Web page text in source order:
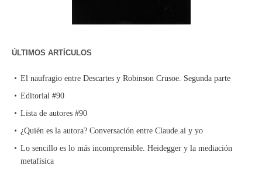
ÚLTIMOS ARTÍCULOS
El naufragio entre Descartes y Robinson Crusoe. Segunda parte
Editorial #90
Lista de autores #90
¿Quién es la autora? Conversación entre Claude.ai y yo
Lo sencillo es lo más incomprensible. Heidegger y la mediación
metafísica